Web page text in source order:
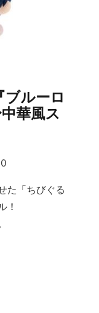
ブルーロ
華風ス
た「ちびぐる
！